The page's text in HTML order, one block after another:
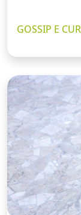
GOSSIP E